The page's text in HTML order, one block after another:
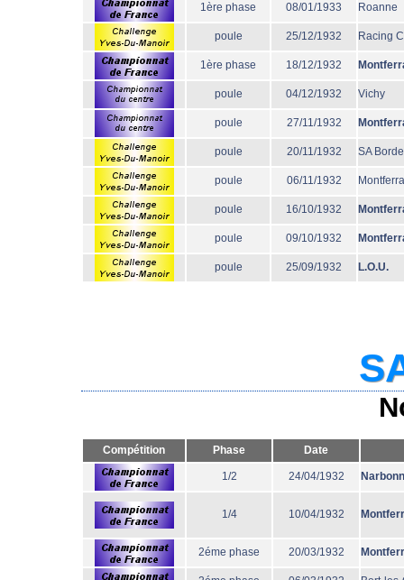
1ère phase 08/01/1933 Roanne
poule 25/12/1932 Racing
1ère phase 18/12/1932
poule 04/12/1932 Vichy
poule 27/11/1932
poule 20/11/1932 SA
poule 06/11/1932
poule 16/10/1932
poule 09/10/1932
poule 25/09/1932 L.O.U.
Compétition Phase Date
1/2 24/04/1932
1/4 10/04/1932
2éme phase 20/03/1932